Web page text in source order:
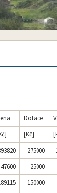
Dotace
[Kč]
275000
47600 25000
150000